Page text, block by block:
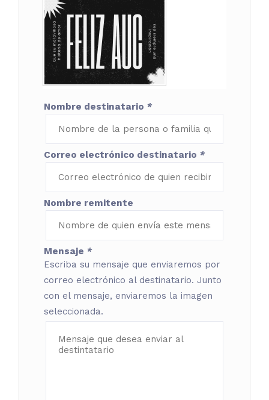
Nombre destinatario *
Correo electrónico destinatario *
Nombre remitente
Mensaje *
Escriba su mensaje que enviaremos por
correo electrónico al destinatario. Junto
con el mensaje, enviaremos la imagen
seleccionada.